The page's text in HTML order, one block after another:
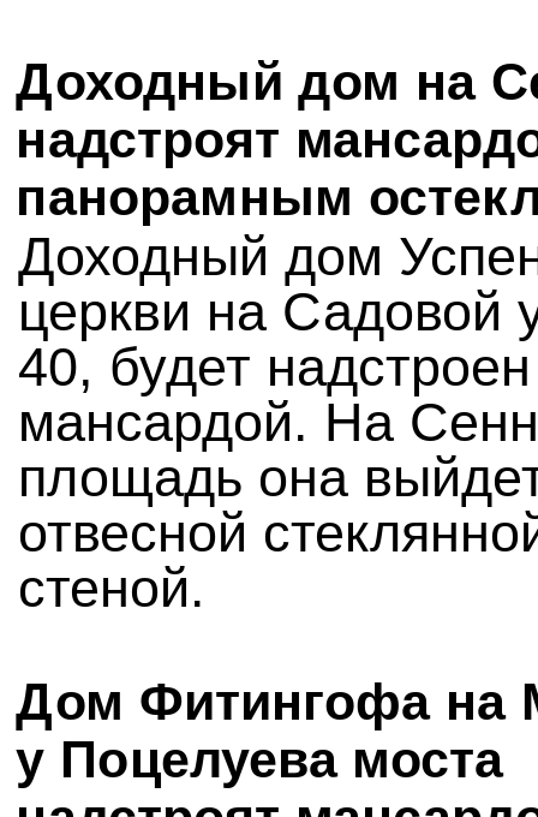
Доходный дом на
надстроят
панорамным
Доходный дом
церкви на Садовой
40, будет надстроен
мансардой. На
площадь она
отвесной
стеной.
Дом Фитингофа на
у Поцелуева моста